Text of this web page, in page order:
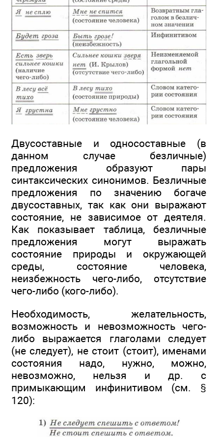
Двусоставные и односоставные (в
данном случае безличные)
предложения образуют пары
синтаксических синонимов. Безличные
предложения по значению богаче
двусоставных, так как они выражают
состояние, не зависимое от деятеля.
Как показывает таблица, безличные
предложения могут выражать
состояние природы и окружающей
среды, состояние человека,
неизбежность чего-либо, отсутствие
чего-либо (кого-либо).
Необходимость, желательность,
возможность и невозможность чего-
либо выражается глаголами следует
(не следует), не стоит (стоит), именами
состояния надо, нужно, можно,
невозможно, нельзя и др. с
примыкающим инфинитивом (см. §
120):